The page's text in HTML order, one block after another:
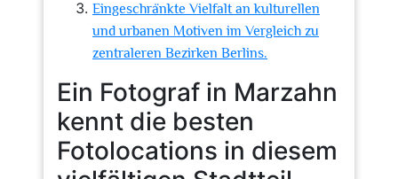
Eingeschränkte Vielfalt an kulturellen
und urbanen Motiven im Vergleich zu
zentraleren Bezirken Berlins.
Ein Fotograf in Marzahn
kennt die besten
Fotolocations in diesem